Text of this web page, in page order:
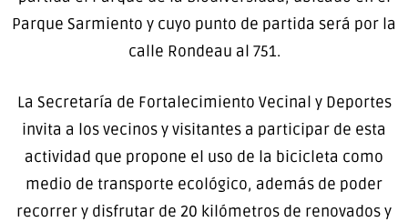
Parque Sarmiento y cuyo punto de partida será por la
calle Rondeau al 751.
La Secretaría de Fortalecimiento Vecinal y Deportes
invita a los vecinos y visitantes a participar de esta
actividad que propone el uso de la bicicleta como
medio de transporte ecológico, además de poder
recorrer y disfrutar de 20 kilómetros de renovados y